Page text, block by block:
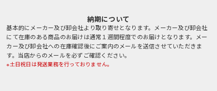
納期について
基本的にメーカー及び卸会社より取り寄せとなります。メーカー及び卸会社
にて在庫のある商品のお届けは通常１週間程度でのお届けとなります。メー
カー及び卸会社への在庫確認後にご案内のメールを送信させていただきま
す。当店からのメールを必ずご確認ください。
※土日祝日は発送業務を行っておりません。